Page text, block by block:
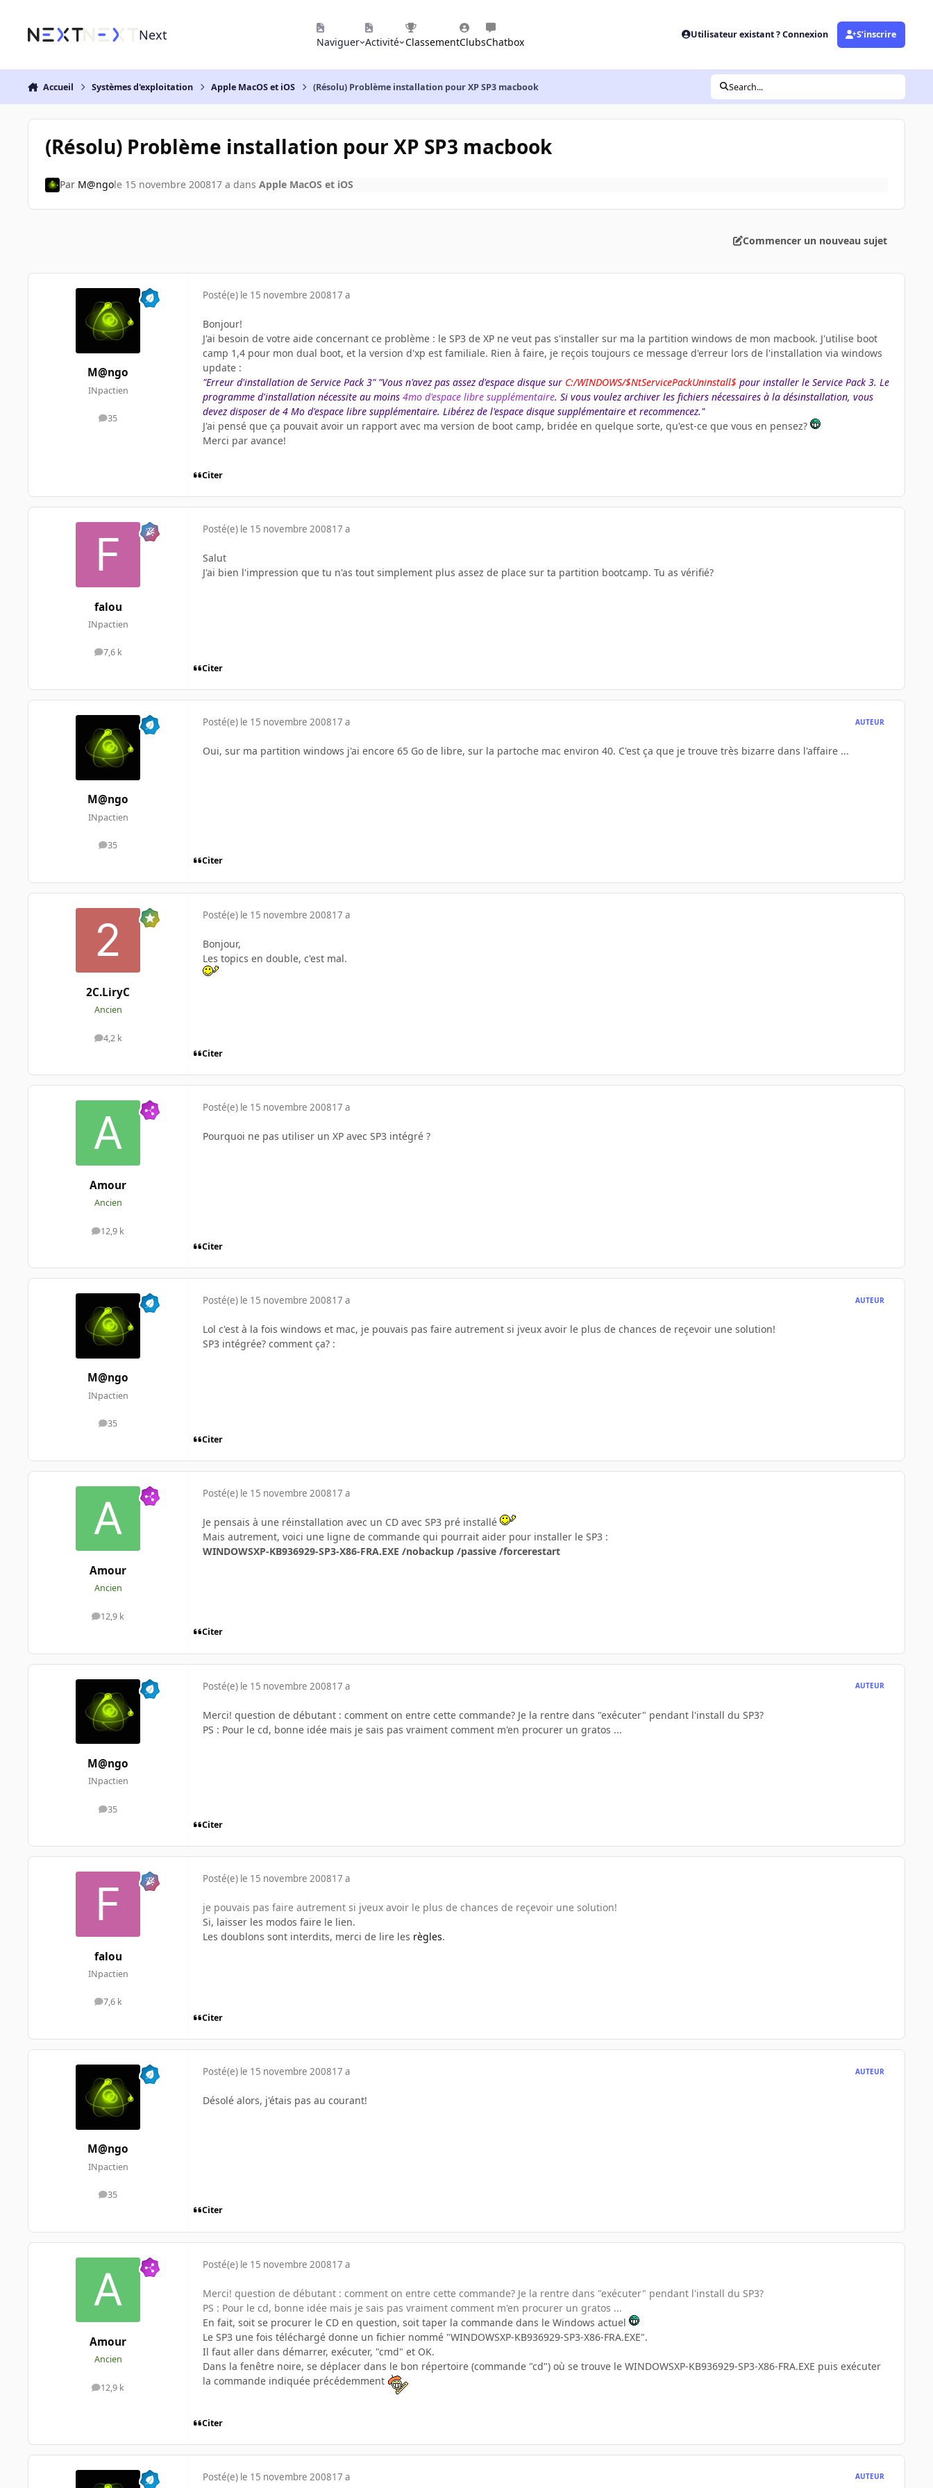
Next Naviguer Activité ClassementClubsChatbox
Utilisateur existant ? Connexion S’inscrire
Accueil Systèmes d'exploitation Apple MacOS et iOS (Résolu) Problème installation pour XP SP3 macbook Search...
(Résolu) Problème installation pour XP SP3 macbook
Par M@ngole 15 novembre 200817 a dans Apple MacOS et iOS
Commencer un nouveau sujet
M@ngo
INpactien
35
messages
Posté(e) le 15 novembre 200817 a
Bonjour!
J'ai besoin de votre aide concernant ce problème : le SP3 de XP ne veut pas s'installer sur ma la partition windows de mon macbook. J'utilise boot
camp 1,4 pour mon dual boot, et la version d'xp est familiale. Rien à faire, je reçois toujours ce message d'erreur lors de l'installation via windows
update :
"Erreur d'installation de Service Pack 3" "Vous n'avez pas assez d'espace disque sur C:/WINDOWS/$NtServicePackUninstall$ pour installer le Service Pack 3. Le
programme d'installation nécessite au moins 4mo d'espace libre supplémentaire. Si vous voulez archiver les fichiers nécessaires à la désinstallation, vous
devez disposer de 4 Mo d'espace libre supplémentaire. Libérez de l'espace disque supplémentaire et recommencez."
J'ai pensé que ça pouvait avoir un rapport avec ma version de boot camp, bridée en quelque sorte, qu'est-ce que vous en pensez?
Merci par avance!
Citer
falou
INpactien
7,6 k
messages
Posté(e) le 15 novembre 200817 a
Salut
J'ai bien l'impression que tu n'as tout simplement plus assez de place sur ta partition bootcamp. Tu as vérifié?
Citer
M@ngo
INpactien
35
messages
Posté(e) le 15 novembre 200817 a AUTEUR
Oui, sur ma partition windows j'ai encore 65 Go de libre, sur la partoche mac environ 40. C'est ça que je trouve très bizarre dans l'affaire ...
Citer
2C.LiryC
Ancien
4,2 k
messages
Posté(e) le 15 novembre 200817 a
Bonjour,
Les topics en double, c'est mal.
Citer
Amour
Ancien
12,9 k
messages
Posté(e) le 15 novembre 200817 a
Pourquoi ne pas utiliser un XP avec SP3 intégré ?
Citer
M@ngo
INpactien
35
messages
Posté(e) le 15 novembre 200817 a AUTEUR
Lol c'est à la fois windows et mac, je pouvais pas faire autrement si jveux avoir le plus de chances de reçevoir une solution!
SP3 intégrée? comment ça? :
Citer
Amour
Ancien
12,9 k
messages
Posté(e) le 15 novembre 200817 a
Je pensais à une réinstallation avec un CD avec SP3 pré installé
Mais autrement, voici une ligne de commande qui pourrait aider pour installer le SP3 :
WINDOWSXP-KB936929-SP3-X86-FRA.EXE /nobackup /passive /forcerestart
Citer
M@ngo
INpactien
35
messages
Posté(e) le 15 novembre 200817 a AUTEUR
Merci! question de débutant : comment on entre cette commande? Je la rentre dans "exécuter" pendant l'install du SP3?
PS : Pour le cd, bonne idée mais je sais pas vraiment comment m'en procurer un gratos ...
Citer
falou
INpactien
7,6 k
messages
Posté(e) le 15 novembre 200817 a
je pouvais pas faire autrement si jveux avoir le plus de chances de reçevoir une solution!
Si, laisser les modos faire le lien.
Les doublons sont interdits, merci de lire les règles.
Citer
M@ngo
INpactien
35
messages
Posté(e) le 15 novembre 200817 a AUTEUR
Désolé alors, j'étais pas au courant!
Citer
Amour
Ancien
12,9 k
messages
Posté(e) le 15 novembre 200817 a
Merci! question de débutant : comment on entre cette commande? Je la rentre dans "exécuter" pendant l'install du SP3?
PS : Pour le cd, bonne idée mais je sais pas vraiment comment m'en procurer un gratos ...
En fait, soit se procurer le CD en question, soit taper la commande dans le Windows actuel
Le SP3 une fois téléchargé donne un fichier nommé "WINDOWSXP-KB936929-SP3-X86-FRA.EXE".
Il faut aller dans démarrer, exécuter, "cmd" et OK.
Dans la fenêtre noire, se déplacer dans le bon répertoire (commande "cd") où se trouve le WINDOWSXP-KB936929-SP3-X86-FRA.EXE puis exécuter
la commande indiquée précédemment
Citer
Posté(e) le 15 novembre 200817 a AUTEUR